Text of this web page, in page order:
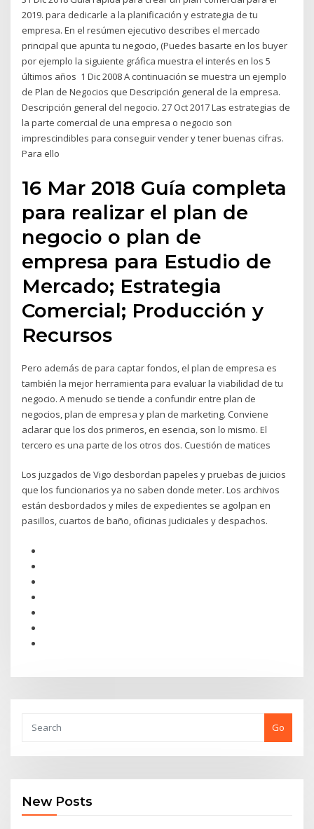
2019. para dedicarle a la planificación y estrategia de tu
empresa. En el resúmen ejecutivo describes el mercado
principal que apunta tu negocio, (Puedes basarte en los buyer
por ejemplo la siguiente gráfica muestra el interés en los 5
últimos años 1 Dic 2008 A continuación se muestra un ejemplo
de Plan de Negocios que Descripción general de la empresa.
Descripción general del negocio. 27 Oct 2017 Las estrategias de
la parte comercial de una empresa o negocio son
imprescindibles para conseguir vender y tener buenas cifras.
Para ello
16 Mar 2018 Guía completa
para realizar el plan de
negocio o plan de
empresa para Estudio de
Mercado; Estrategia
Comercial; Producción y
Recursos
Pero además de para captar fondos, el plan de empresa es
también la mejor herramienta para evaluar la viabilidad de tu
negocio. A menudo se tiende a confundir entre plan de
negocios, plan de empresa y plan de marketing. Conviene
aclarar que los dos primeros, en esencia, son lo mismo. El
tercero es una parte de los otros dos. Cuestión de matices
Los juzgados de Vigo desbordan papeles y pruebas de juicios
que los funcionarios ya no saben donde meter. Los archivos
están desbordados y miles de expedientes se agolpan en
pasillos, cuartos de baño, oficinas judiciales y despachos.
Go
New Posts